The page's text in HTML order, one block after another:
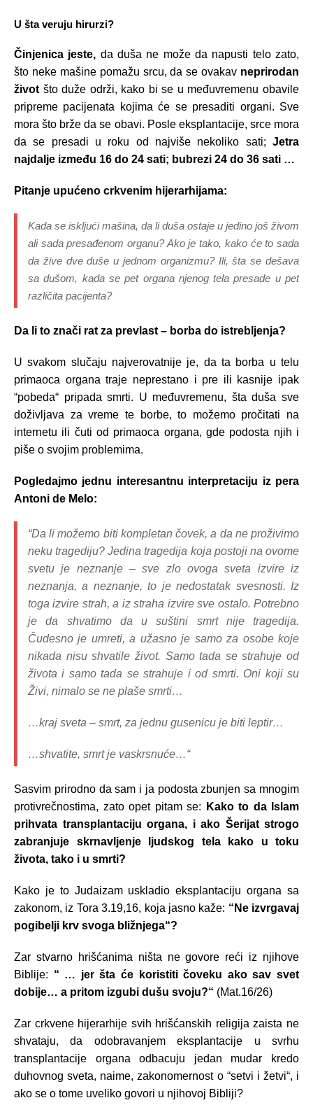
U šta veruju hirurzi?
Činjenica jeste, da duša ne može da napusti telo zato,
što neke mašine pomažu srcu, da se ovakav neprirodan
život što duže održi, kako bi se u međuvremenu obavile
pripreme pacijenata kojima će se presaditi organi. Sve
mora što brže da se obavi. Posle eksplantacije, srce mora
da se presadi u roku od najviše nekoliko sati; Jetra
najdalje između 16 do 24 sati; bubrezi 24 do 36 sati …
Pitanje upućeno crkvenim hijerarhijama:
Kada se iskljući mašina, da li duša ostaje u jedino još živom
ali sada presađenom organu? Ako je tako, kako će to sada
da žive dve duše u jednom organizmu? Ili, šta se dešava
sa dušom, kada se pet organa njenog tela presade u pet
različita pacijenta?
Da li to znači rat za prevlast – borba do istrebljenja?
U svakom slučaju najverovatnije je, da ta borba u telu
primaoca organa traje neprestano i pre ili kasnije ipak
“pobeda“ pripada smrti. U međuvremenu, šta duša sve
doživljava za vreme te borbe, to možemo pročitati na
internetu ili čuti od primaoca organa, gde podosta njih i
piše o svojim problemima.
Pogledajmo jednu interesantnu interpretaciju iz pera
Antoni de Melo:
“Da li možemo biti kompletan čovek, a da ne proživimo
neku tragediju? Jedina tragedija koja postoji na ovome
svetu je neznanje – sve zlo ovoga sveta izvire iz
neznanja, a neznanje, to je nedostatak svesnosti. Iz
toga izvire strah, a iz straha izvire sve ostalo. Potrebno
je da shvatimo da u suštini smrt nije tragedija.
Čudesno je umreti, a užasno je samo za osobe koje
nikada nisu shvatile život. Samo tada se strahuje od
života i samo tada se strahuje i od smrti. Oni koji su
Živi, nimalo se ne plaše smrti…
…kraj sveta – smrt, za jednu gusenicu je biti leptir…
…shvatite, smrt je vaskrsnuće…“
Sasvim prirodno da sam i ja podosta zbunjen sa mnogim
protivrečnostima, zato opet pitam se:
Kako to da Islam
prihvata transplantaciju organa, i ako Šerijat strogo
zabranjuje skrnavljenje ljudskog tela kako u toku
života, tako i u smrti?
Kako je to Judaizam uskladio eksplantaciju organa sa
zakonom, iz Tora 3.19,16, koja jasno kaže: “Ne izvrgavaj
pogibelji krv svoga bližnjega“?
Zar stvarno hrišćanima ništa ne govore reći iz njihove
Biblije: “ … jer šta će koristiti čoveku ako sav svet
dobije… a pritom izgubi dušu svoju?“ (Mat.16/26)
Zar crkvene hijerarhije svih hrišćanskih religija zaista ne
shvataju, da odobravanjem eksplantacije u svrhu
transplantacije organa odbacuju jedan mudar kredo
duhovnog sveta, naime, zakonomernost o “setvi i žetvi“, i
ako se o tome uveliko govori u njihovoj Bibliji?